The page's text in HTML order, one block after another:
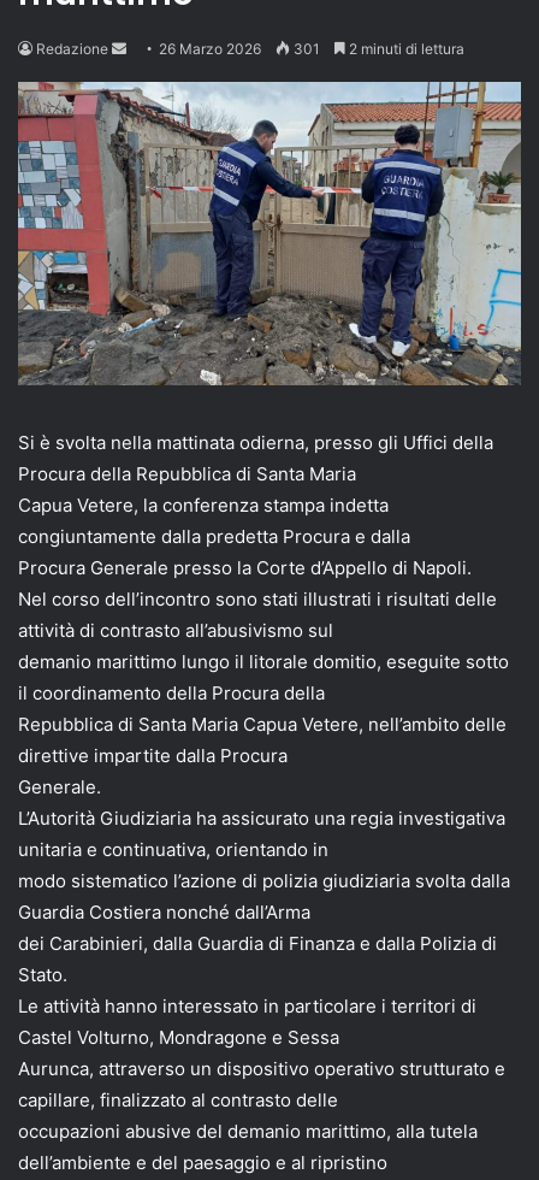
Redazione
Send
email
26 Marzo 2026 301 2 minuti di lettura
Si è svolta nella mattinata odierna, presso gli Uffici della
Procura della Repubblica di Santa Maria
Capua Vetere, la conferenza stampa indetta
congiuntamente dalla predetta Procura e dalla
Procura Generale presso la Corte d’Appello di Napoli.
Nel corso dell’incontro sono stati illustrati i risultati delle
attività di contrasto all’abusivismo sul
demanio marittimo lungo il litorale domitio, eseguite sotto
il coordinamento della Procura della
Repubblica di Santa Maria Capua Vetere, nell’ambito delle
direttive impartite dalla Procura
Generale.
L’Autorità Giudiziaria ha assicurato una regia investigativa
unitaria e continuativa, orientando in
modo sistematico l’azione di polizia giudiziaria svolta dalla
Guardia Costiera nonché dall’Arma
dei Carabinieri, dalla Guardia di Finanza e dalla Polizia di
Stato.
Le attività hanno interessato in particolare i territori di
Castel Volturno, Mondragone e Sessa
Aurunca, attraverso un dispositivo operativo strutturato e
capillare, finalizzato al contrasto delle
occupazioni abusive del demanio marittimo, alla tutela
dell’ambiente e del paesaggio e al ripristino